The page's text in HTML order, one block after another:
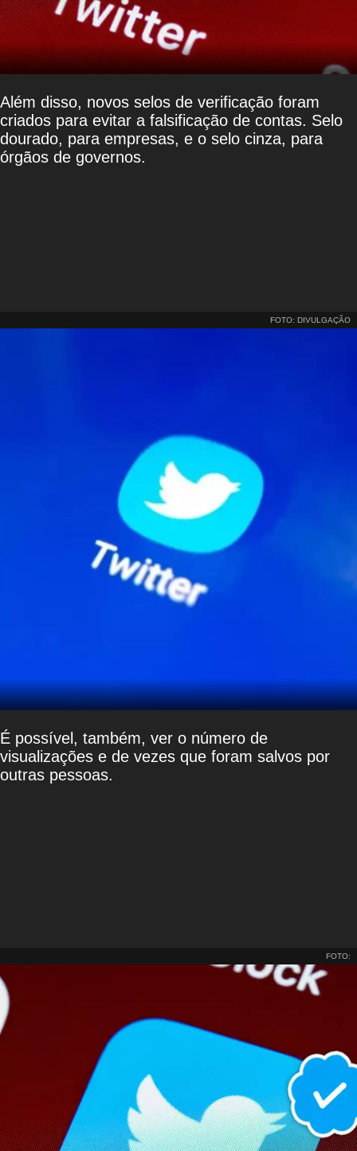
Além disso, novos selos de verificação foram
criados para evitar a falsificação de contas. Selo
dourado, para empresas, e o selo cinza, para
órgãos de governos.
FOTO: DIVULGAÇÃO
É possível, também, ver o número de
visualizações e de vezes que foram salvos por
outras pessoas.
FOTO: